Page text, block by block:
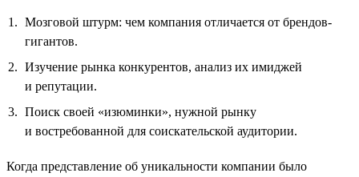
Мозговой штурм: чем компания отличается от брендов-
гигантов.
Изучение рынка конкурентов, анализ их имиджей
и репутации.
Поиск своей «изюминки», нужной рынку
и востребованной для соискательской аудитории.
Когда представление об уникальности компании было